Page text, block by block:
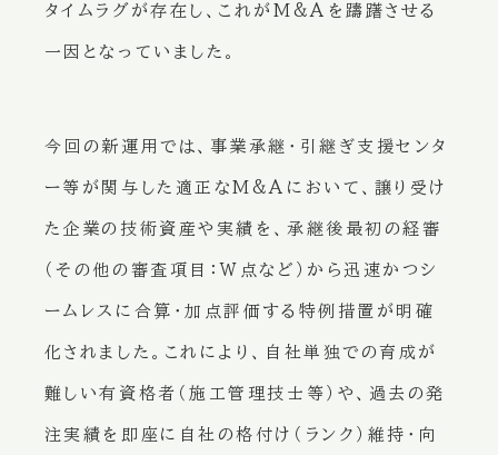
タイムラグが存在し、これがM&Aを躊躇させる
一因となっていました。
今回の新運用では、事業承継・引継ぎ支援センタ
ー等が関与した適正なM&Aにおいて、譲り受け
た企業の技術資産や実績を、承継後最初の経審
（その他の審査項目：W点など）から迅速かつシ
ームレスに合算・加点評価する特例措置が明確
化されました。これにより、自社単独での育成が
難しい有資格者（施工管理技士等）や、過去の発
注実績を即座に自社の格付け（ランク）維持・向